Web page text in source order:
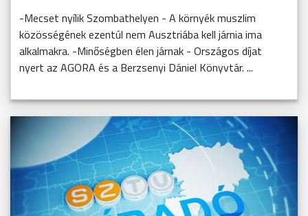
-Mecset nyílik Szombathelyen - A környék muszlim
közösségének ezentúl nem Ausztriába kell járnia ima
alkalmakra. -Minőségben élen járnak - Országos díjat
nyert az AGORA és a Berzsenyi Dániel Könyvtár. ...